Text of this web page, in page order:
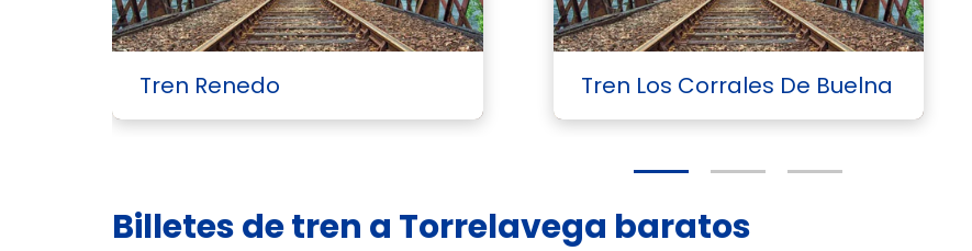
Tren Renedo Tren Los Corrales De Buelna
Billetes de tren a Torrelavega baratos